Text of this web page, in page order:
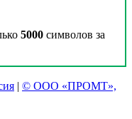
5000 символов за
| © ООО «ПРОМТ»,